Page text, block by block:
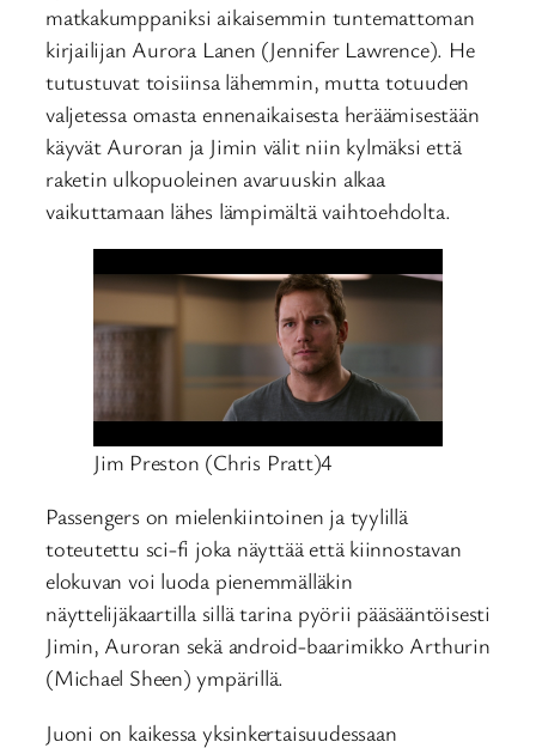
matkakumppaniksi aikaisemmin tuntemattoman
kirjailijan Aurora Lanen (Jennifer Lawrence). He
tutustuvat toisiinsa lähemmin, mutta totuuden
valjetessa omasta ennenaikaisesta heräämisestään
käyvät Auroran ja Jimin välit niin kylmäksi että
raketin ulkopuoleinen avaruuskin alkaa
vaikuttamaan lähes lämpimältä vaihtoehdolta.
Jim Preston (Chris Pratt)4
Passengers on mielenkiintoinen ja tyylillä
toteutettu sci-fi joka näyttää että kiinnostavan
elokuvan voi luoda pienemmälläkin
näyttelijäkaartilla sillä tarina pyörii pääsääntöisesti
Jimin, Auroran sekä android-baarimikko Arthurin
(Michael Sheen) ympärillä.
Juoni on kaikessa yksinkertaisuudessaan